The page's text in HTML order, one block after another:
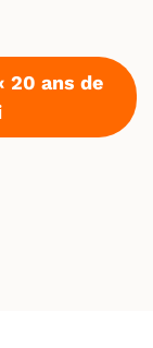
20 ans de